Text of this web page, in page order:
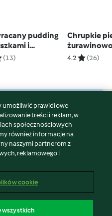
pudding
i
(TM5)
(13)
Chrupkie
kokosowe
4.2 (26)
umożliwić prawidłowe
treści i reklam, w
społecznościowych
również informacje na
naszymi partnerom z
reklamowego i
cookie
wszystkich